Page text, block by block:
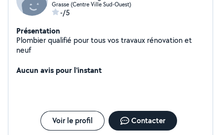
Grasse (Centre Ville Sud-Ouest)
-/5
Présentation
Plombier qualifié pour tous vos travaux rénovation et
neuf
Aucun avis pour l'instant
Voir le profil Contacter